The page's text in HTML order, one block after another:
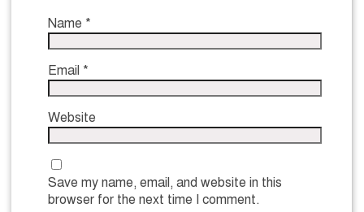
Name *
Email *
Website
Save my name, email, and website in this
browser for the next time I comment.